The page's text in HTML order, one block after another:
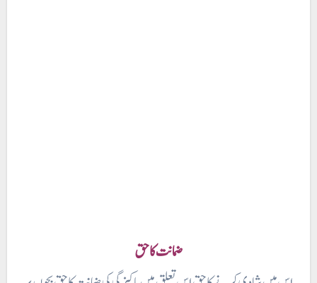
ضمانت کا حق